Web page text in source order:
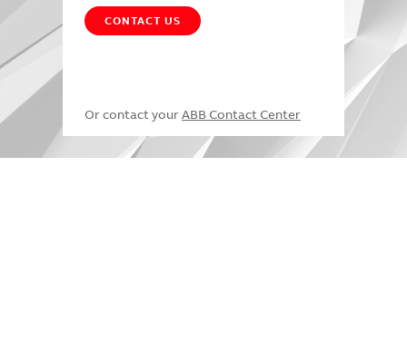
CONTACT US
Or contact your ABB Contact Center